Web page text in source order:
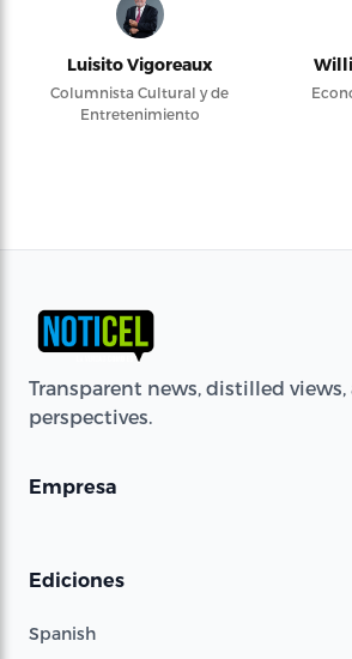
Luisito Vigoreaux
Columnista Cultural y de
Entretenimiento
Transparent news, distilled
perspectives.
Empresa
Ediciones
Spanish